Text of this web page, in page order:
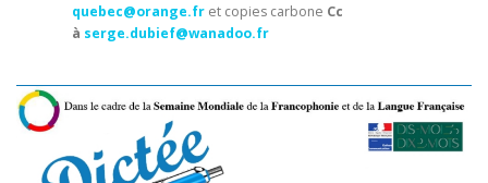
quebec@orange.fret copies carbone Cc
à serge.dubief@wanadoo.fr